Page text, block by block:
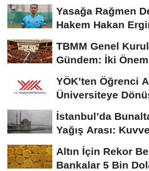
Yasağa Rağmen
Hakem Hakan
TBMM Genel
Gündem: İki
YÖK’ten Öğrenci
Üniversiteye
İstanbul’da
Yağış Arası:
Uyarısı...
Altın İçin Rekor
Bankalar 5 Bin